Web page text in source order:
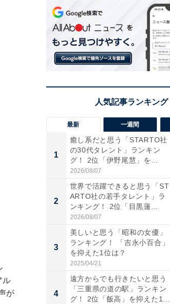
ル
が
最新 一週間
1
癒し系だと思う「STARTO社
の30代タレント」ランキン
グ！ 2位「伊野尾慧」を...
2026/08/07
2
世界で活躍できると思う「ST
ARTO社の若手タレント」ラ
ンキング！ 2位「目黒蓮...
2026/08/07
3
美しいと思う「昭和の女優」
ランキング！ 「吉永小百合」
を抑えた1位は？
2025/04/21
4
遠方からでも行きたいと思う
「三重県の道の駅」ランキン
グ！ 2位「飯高」を抑えた1...